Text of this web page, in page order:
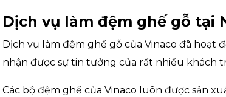
Dịch vụ làm đệm ghế gỗ tại
Dịch vụ làm đệm ghế gỗ của Vinaco đã hoạt
nhận được sự tin tưởng của rất nhiều khách
Các bộ đệm ghế của Vinaco luôn được sản